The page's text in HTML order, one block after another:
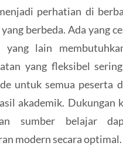
perhatian di
berbeda. Ada yang
yang lain
yang fleksibel
untuk semua peserta
akademik. Dukungan
sumber belajar
modern secara optimal.